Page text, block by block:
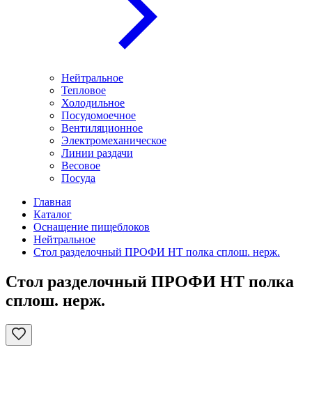
Нейтральное
Тепловое
Холодильное
Посудомоечное
Вентиляционное
Электромеханическое
Линии раздачи
Весовое
Посуда
Главная
Каталог
Оснащение пищеблоков
Нейтральное
Стол разделочный ПРОФИ НТ полка сплош. нерж.
Стол разделочный ПРОФИ НТ полка
сплош. нерж.